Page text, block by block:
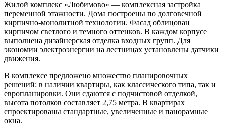
Жилой комплекс «Любимово» — комплексная застройка
переменной этажности. Дома построены по долговечной
кирпично-монолитной технологии. Фасад облицован
кирпичом светлого и темного оттенков. В каждом корпусе
выполнена дизайнерская отделка входных групп. Для
экономии электроэнергии на лестницах установлены датчики
движения.
В комплексе предложено множество планировочных
решений: в наличии квартиры, как классического типа, так и
европланировки. Они сдаются с подчистовой отделкой,
высота потолков составляет 2,75 метра. В квартирах
спроектированы стандартные, увеличенные и панорамные
окна.